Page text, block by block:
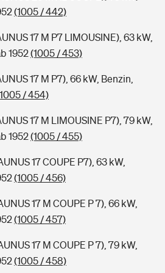
(1005 / 442)
17 M P7 LIMOUSINE), 63 kW,
1952(1005 / 453)
17 M P7), 66 kW, Benzin,
/ 454)
17 M LIMOUSINE P7), 79 kW,
1952(1005 / 455)
17 COUPE P7), 63 kW,
(1005 / 456)
17 M COUPE P 7), 66 kW,
(1005 / 457)
17 M COUPE P 7), 79 kW,
(1005 / 458)